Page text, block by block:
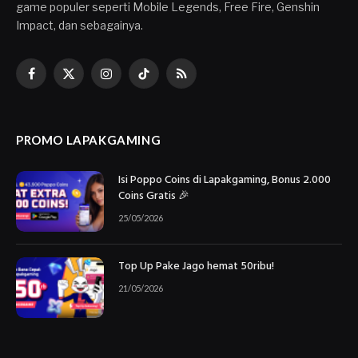
game populer seperti Mobile Legends, Free Fire, Genshin
Impact, dan sebagainya.
Facebook
X
InstagramTikTokRSS
PROMO LAPAKGAMING
Isi Poppo Coins di Lapakgaming, Bonus 2.000
Coins Gratis 🎉
25/05/2026
Top Up Pake Jago hemat 50ribu!
21/05/2026